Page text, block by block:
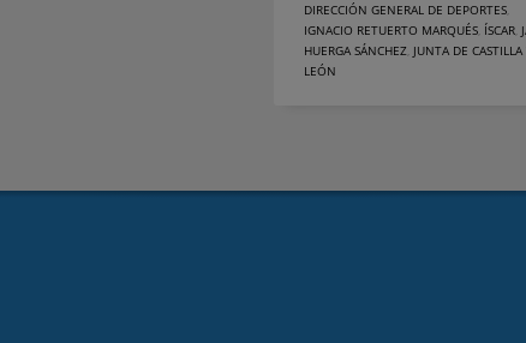
DIRECCIÓN GENERAL DE DEPORTES,
IGNACIO RETUERTO MARQUÉS, ÍSCAR,
HUERGA SÁNCHEZ, JUNTA DE CASTILLA
LEÓN